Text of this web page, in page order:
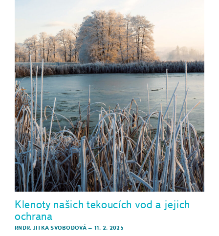
Klenoty našich tekoucích vod a jejich
ochrana
RNDR. JITKA SVOBODOVÁ– 11. 2. 2025